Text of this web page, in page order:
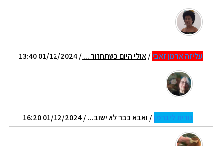
עליזה ארמן זאבי/אולי היום כשתחזור .../ 01/12/2024 13:40
נורית ליברמן/ ואבא כבר לא ישוב.../ 01/12/2024 16:20